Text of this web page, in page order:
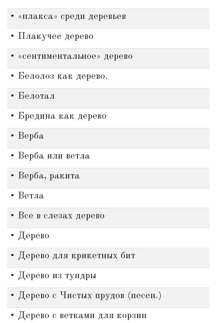
• «плакса» среди деревьев
• Плакучее дерево
• «сентиментальное» дерево
• Белолоз как дерево.
• Белотал
• Бредина как дерево
• Верба
• Верба или ветла
• Верба, ракита
• Ветла
• Все в слезах дерево
• Дерево
• Дерево для крикетных бит
• Дерево из тундры
• Дерево с Чистых прудов (песен.)
• Дерево с ветками для корзин